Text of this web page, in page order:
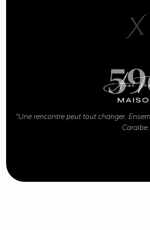
X
"Une rencontre peut tout changer.